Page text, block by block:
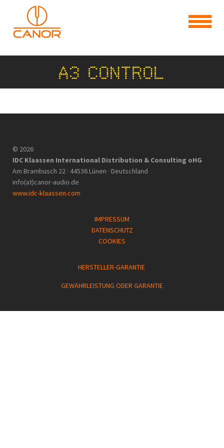
A3 CONTROL
© 2026
IDC Klaassen International Distribution & Consulting oHG
Am Brambusch 22 · 44536 Lünen · Deutschland
info(at)canor-audio.de
www.idc-klaassen.com
IMPRESSUM
DATENSCHUTZ
COOKIES
HERSTELLER-GARANTIE
GEWÄHRLEISTUNG ODER GARANTIE